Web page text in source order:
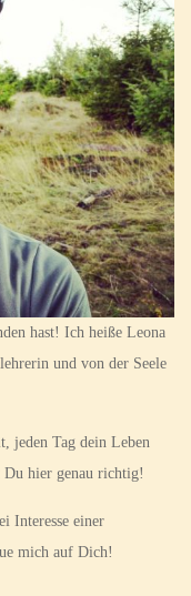
hast! Ich heiße Leona
und von der Seele
jeden Tag dein Leben
Du hier genau richtig!
Interesse einer
mich auf Dich!